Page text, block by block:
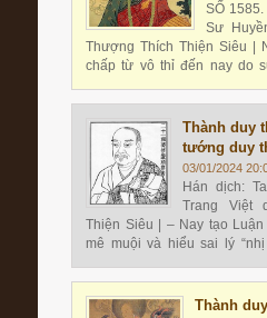
SỐ
Sư
Thượng Thích Thiện Siêu |
chấp từ vô thỉ đến nay do
Thành duy
tướng duy
03/01/2024
Hán dịch:
Trang Việt
Thiện Siêu | – Nay tạo
mê muội và hiểu sai lý
Thành